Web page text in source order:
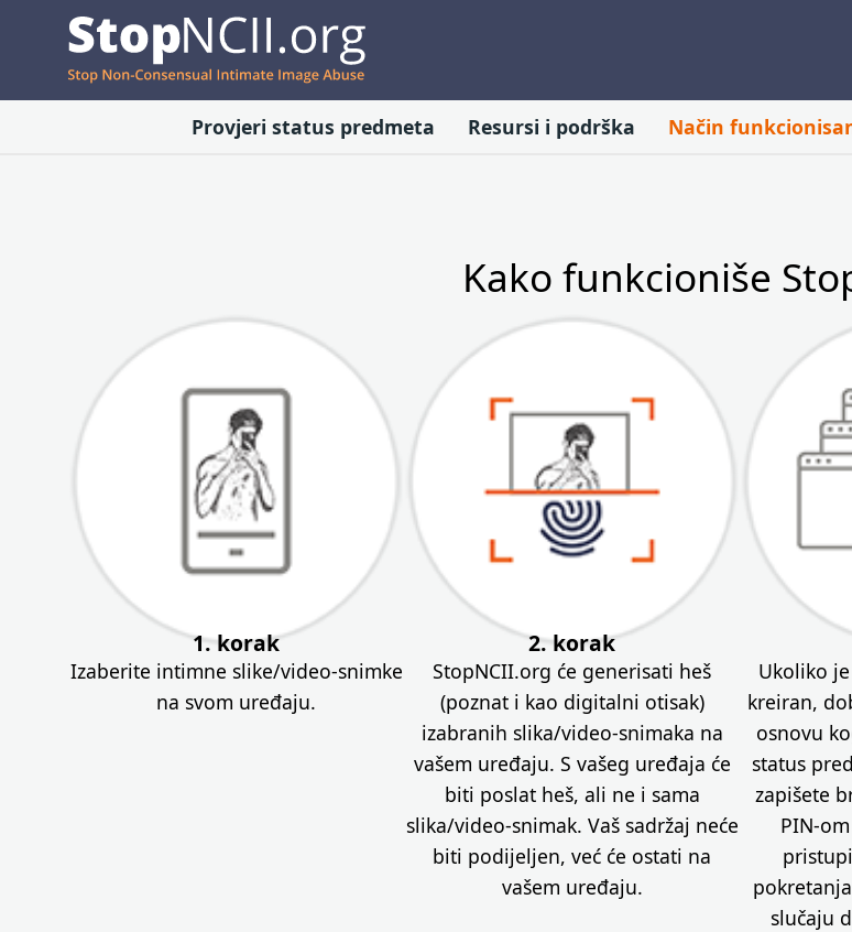
Provjeri status predmeta Resursi i podrška Način
Kako funkcioniše
1. korak
Izaberite intimne slike/video-snimke
na svom uređaju.
2. korak
StopNCII.org će generisati heš
(poznat i kao digitalni otisak)
izabranih slika/video-snimaka na
vašem uređaju. S vašeg uređaja će
biti poslat heš, ali ne i sama
slika/video-snimak. Vaš sadržaj neće
biti podijeljen, već će ostati na
vašem uređaju.
Ukoliko
kreiran,
osnovu
status
zapišete
PIN-
slučaju